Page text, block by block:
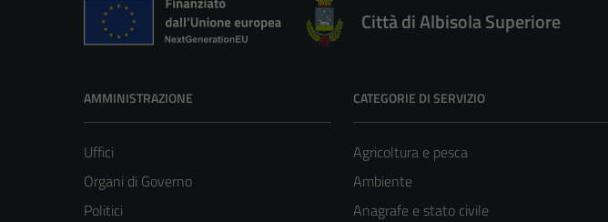
Città di Albisola Superiore
AMMINISTRAZIONE
Uffici
Organi di Governo
Politici
CATEGORIE DI SERVIZIO
Agricoltura e pesca
Ambiente
Anagrafe e stato civile